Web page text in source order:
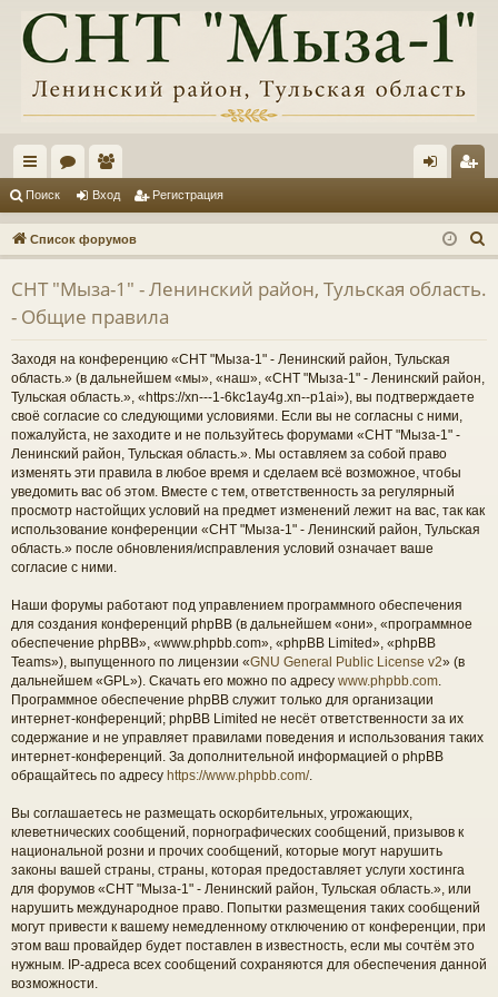
с
ы
лк
и
ум
ы
ол
ьз
ов
ат
ел
и
д ис
тр
ац
Поиск Вход Регистрация
Список форумов
о
СНТ "Мыза-1" - Ленинский район, Тульская область.
- Общие правила
Заходя на конференцию «СНТ "Мыза-1" - Ленинский район, Тульская
область.» (в дальнейшем «мы», «наш», «СНТ "Мыза-1" - Ленинский район,
Тульская область.», «https://xn---1-6kc1ay4g.xn--p1ai»), вы подтверждаете
своё согласие со следующими условиями. Если вы не согласны с ними,
пожалуйста, не заходите и не пользуйтесь форумами «СНТ "Мыза-1" -
Ленинский район, Тульская область.». Мы оставляем за собой право
изменять эти правила в любое время и сделаем всё возможное, чтобы
уведомить вас об этом. Вместе с тем, ответственность за регулярный
просмотр настойщих условий на предмет изменений лежит на вас, так как
использование конференции «СНТ "Мыза-1" - Ленинский район, Тульская
область.» после обновления/исправления условий означает ваше
согласие с ними.
Наши форумы работают под управлением программного обеспечения
для создания конференций phpBB (в дальнейшем «они», «программное
обеспечение phpBB», «www.phpbb.com», «phpBB Limited», «phpBB
Teams»), выпущенного по лицензии «GNU General Public License v2» (в
дальнейшем «GPL»). Скачать его можно по адресу www.phpbb.com
Программное обеспечение phpBB служит только для организации
интернет-конференций; phpBB Limited не несёт ответственности за их
содержание и не управляет правилами поведения и использования таких
интернет-конференций. За дополнительной информацией о phpBB
обращайтесь по адресу https://www.phpbb.com/.
Вы соглашаетесь не размещать оскорбительных, угрожающих,
клеветнических сообщений, порнографических сообщений, призывов к
национальной розни и прочих сообщений, которые могут нарушить
законы вашей страны, страны, которая предоставляет услуги хостинга
для форумов «СНТ "Мыза-1" - Ленинский район, Тульская область.», или
нарушить международное право. Попытки размещения таких сообщений
могут привести к вашему немедленному отключению от конференции, при
этом ваш провайдер будет поставлен в известность, если мы сочтём это
нужным. IP-адреса всех сообщений сохраняются для обеспечения данной
возможности.